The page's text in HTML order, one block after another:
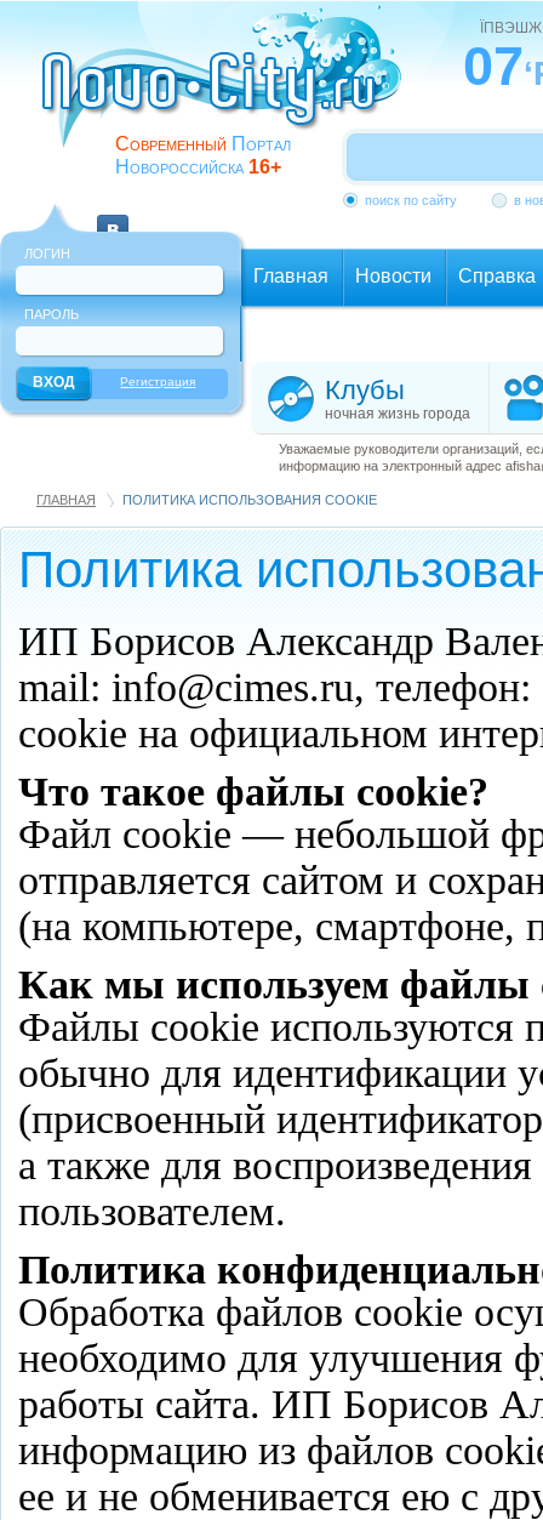
Современный Портал
Новороссийска 16+
07
поиск по сайту в
ЛОГИН
ПАРОЛЬ
Регистрация
Главная Новости Справка
Клубы
ночная жизнь города
Уважаемые руководители организаций,
информацию на электронный адрес
ГЛАВНАЯ ПОЛИТИКА ИСПОЛЬЗОВАНИЯ COOKIE
Политика
ИП Борисов Александр
mail: info@cimes.ru,
cookie на официальном
Что такое файлы cookie?
Файл cookie — небольшой
отправляется сайтом и
(на компьютере, смартфоне,
Как мы используем файлы
Файлы cookie используются
обычно для идентификации
(присвоенный
а также для
пользователем.
Политика
Обработка файлов cookie
необходимо для улучшения
работы сайта. ИП Борисов
информацию из файлов
ее и не обменивается ею с